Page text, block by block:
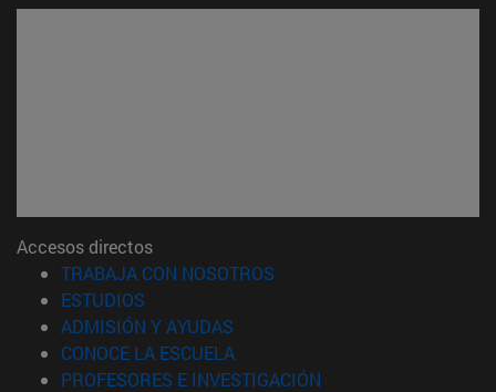
Accesos directos
TRABAJA CON NOSOTROS
ESTUDIOS
ADMISIÓN Y AYUDAS
CONOCE LA ESCUELA(abre en nueva ventana)
PROFESORES E INVESTIGACIÓN